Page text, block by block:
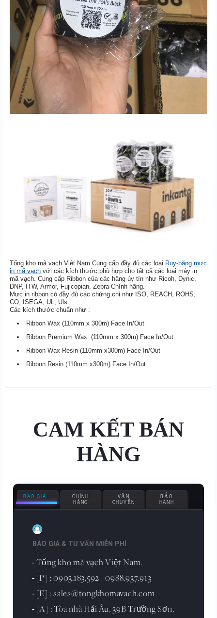
Tổng kho mã vạch Việt Nam Cung cấp đầy đủ các loại Ruy-băng mực
in mã vạch với các kích thước phù hợp cho tất cả các loại máy in
mã vạch. Cung cấp Ribbon của các hãng úy tín như Ricoh, Dynic,
DNP, ITW, Armor, Fujicopian, Zebra Chính hãng.
Mực in ribbon có đầy đủ các chứng chỉ như ISO, REACH, ROHS,
CO, ISEGA, UL, Uls.
Các kích thước chuẩn như :
Ribbon Wax (110mm x 300m) Face In/Out
Ribbon Premium Wax (110mm x 300m) Face In/Out
Ribbon Wax Resin (110mm x300m) Face In/Out
Ribbon Resin (110mm x300m) Face In/Out
CAM KẾT BÁN
HÀNG
BÁO GIÁ
CHÍNH
HÃNG
VẬN
CHUYỂN
BẢO
HÀNH
BÁO GIÁ & TƯ VẤN MIỄN PHÍ
- Tổng kho mã vạch Việt Nam.
- [P] : 0903.183.592 | 0988.937.913
- [E] : sales@tongkhomavach.com
- [A] : Tòa nhà Hải Âu, 39B Trường Sơn,